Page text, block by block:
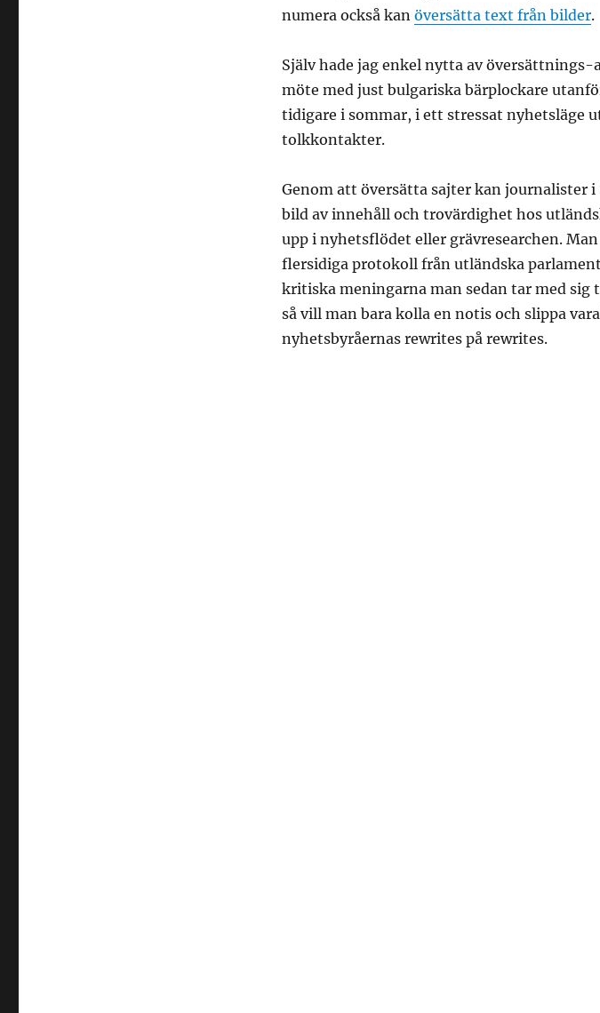
numera också kan översätta text från bilder.
Själv hade jag enkel nytta av
möte med just bulgariska bärplockare
tidigare i sommar, i ett stressat nyhetsläge
tolkkontakter.
Genom att översätta sajter kan journalister i
bild av innehåll och trovärdighet hos
upp i nyhetsflödet eller grävresearchen.
flersidiga protokoll från utländska
kritiska meningarna man sedan tar med sig
så vill man bara kolla en notis och slippa
nyhetsbyråernas rewrites på rewrites.